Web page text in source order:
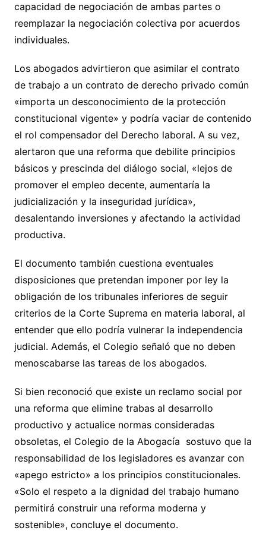
capacidad de negociación de ambas partes o
reemplazar la negociación colectiva por acuerdos
individuales.
Los abogados advirtieron que asimilar el contrato
de trabajo a un contrato de derecho privado común
«importa un desconocimiento de la protección
constitucional vigente» y podría vaciar de contenido
el rol compensador del Derecho laboral. A su vez,
alertaron que una reforma que debilite principios
básicos y prescinda del diálogo social, «lejos de
promover el empleo decente, aumentaría la
judicialización y la inseguridad jurídica»,
desalentando inversiones y afectando la actividad
productiva.
El documento también cuestiona eventuales
disposiciones que pretendan imponer por ley la
obligación de los tribunales inferiores de seguir
criterios de la Corte Suprema en materia laboral, al
entender que ello podría vulnerar la independencia
judicial. Además, el Colegio señaló que no deben
menoscabarse las tareas de los abogados.
Si bien reconoció que existe un reclamo social por
una reforma que elimine trabas al desarrollo
productivo y actualice normas consideradas
obsoletas, el Colegio de la Abogacía sostuvo que la
responsabilidad de los legisladores es avanzar con
«apego estricto» a los principios constitucionales.
«Solo el respeto a la dignidad del trabajo humano
permitirá construir una reforma moderna y
sostenible», concluye el documento.